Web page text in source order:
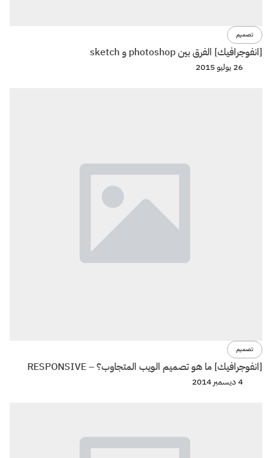
تصميم
[انفوجرافيك] الفرق بين photoshop و sketch
26 يوليو 2015
تصميم
[انفوجرافيك] ما هو تصميم الويب المتجاوب؟ – RESPONSIVE
4 ديسمبر 2014